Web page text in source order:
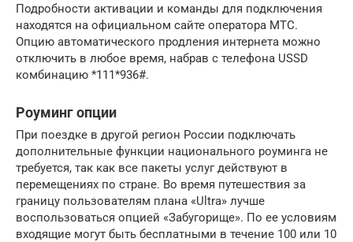
Подробности активации и команды для подключения
находятся на официальном сайте оператора МТС.
Опцию автоматического продления интернета можно
отключить в любое время, набрав с телефона USSD
комбинацию *111*936#.
Роуминг опции
При поездке в другой регион России подключать
дополнительные функции национального роуминга не
требуется, так как все пакеты услуг действуют в
перемещениях по стране. Во время путешествия за
границу пользователям плана «Ultra» лучше
воспользоваться опцией «Забугорище». По ее условиям
входящие могут быть бесплатными в течение 100 или 10